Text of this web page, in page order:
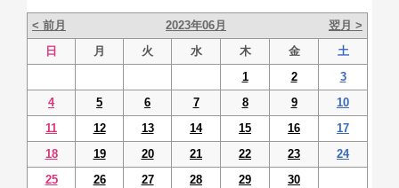
< 前月 2023年06月
翌月 >
日
月 火 水 木 金
土
1
2
3
4
5 6 7 8 9
10
11
12 13 14 15 16
17
18
19 20 21 22 23
24
25
26 27 28 29 30